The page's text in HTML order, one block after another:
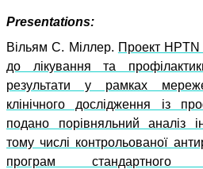
Presentations:
Вільям С. Міллер. Проект HPTN
до лікування та
результати у рамках
клінічного дослідження із
подано порівняльний аналіз
тому числі контрольованої
програм стандартного